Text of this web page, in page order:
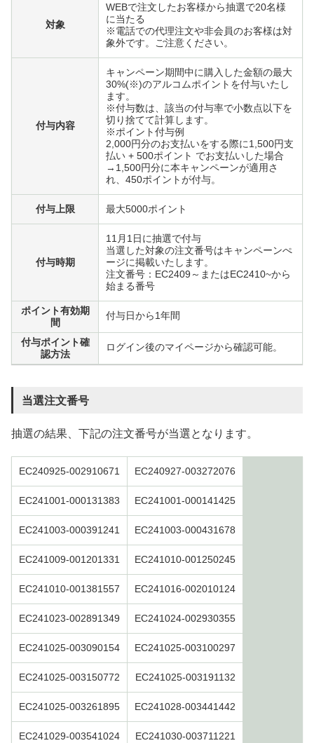
対象
WEBで注文したお客様から抽選で20名様
に当たる
※電話での代理注文や非会員のお客様は対
象外です。ご注意ください。
付与内容
キャンペーン期間中に購入した金額の最大
30%(※)のアルコムポイントを付与いたし
ます。
※付与数は、該当の付与率で小数点以下を
切り捨てて計算します。
※ポイント付与例
2,000円分のお支払いをする際に1,500円支
払い + 500ポイント でお支払いした場合
→1,500円分に本キャンペーンが適用さ
れ、450ポイントが付与。
付与上限 最大5000ポイント
付与時期
11月1日に抽選で付与
当選した対象の注文番号はキャンペーンぺ
ージに掲載いたします。
注文番号：EC2409～またはEC2410~から
始まる番号
ポイント有効期
間
付与日から1年間
付与ポイント確
認方法
ログイン後のマイページから確認可能。
当選注文番号
抽選の結果、下記の注文番号が当選となります。
EC240925-002910671 EC240927-003272076
EC241001-000131383 EC241001-000141425
EC241003-000391241 EC241003-000431678
EC241009-001201331 EC241010-001250245
EC241010-001381557 EC241016-002010124
EC241023-002891349 EC241024-002930355
EC241025-003090154 EC241025-003100297
EC241025-003150772 EC241025-003191132
EC241025-003261895 EC241028-003441442
EC241029-003541024 EC241030-003711221